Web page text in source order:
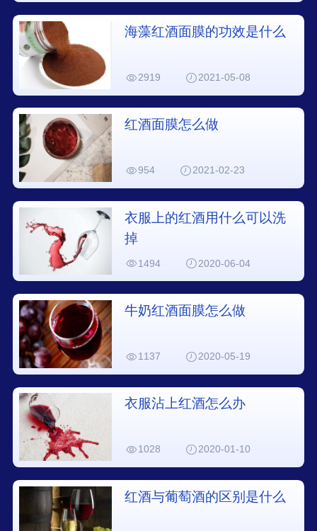
海藻红酒面膜的功效是什么
2919 2021-05-08
红酒面膜怎么做
954 2021-02-23
衣服上的红酒用什么可以洗
掉
1494 2020-06-04
牛奶红酒面膜怎么做
1137 2020-05-19
衣服沾上红酒怎么办
1028 2020-01-10
红酒与葡萄酒的区别是什么